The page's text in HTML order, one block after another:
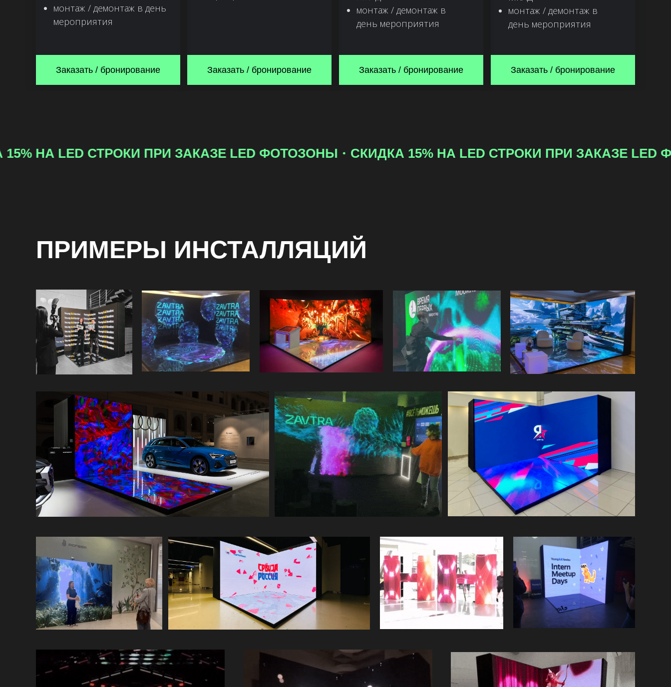
Заказать / бронирование
монтаж / демонтаж в
день мероприятия
Заказать / бронирование
монтаж / демонтаж в
день мероприятия
Заказать / бронирование
Заказать / бронирование
монтаж / демонтаж в день
мероприятия
СКИДКА 15% НА LED СТРОКИ ПРИ ЗАКАЗЕ LED ФОТОЗОНЫ СКИДКА 15% НА LED СТРОКИ
ПРИМЕРЫ ИНСТАЛЛЯЦИЙ